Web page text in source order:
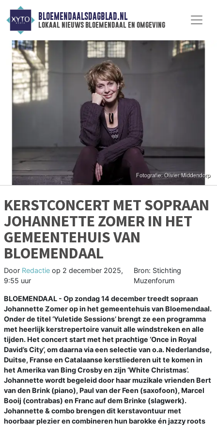
BLOEMENDAALSDAGBLAD.NL
lokaal nieuws bloemendaal en omgeving
KERSTCONCERT MET SOPRAAN
JOHANNETTE ZOMER IN HET
GEMEENTEHUIS VAN
BLOEMENDAAL
Door Redactie op 2 december 2025,
9:55 uur
Bron: Stichting
Muzenforum
BLOEMENDAAL - Op zondag 14 december treedt sopraan
Johannette Zomer op in het gemeentehuis van Bloemendaal.
Onder de titel ‘Yuletide Sessions’ brengt ze een programma
met heerlijk kerstrepertoire vanuit alle windstreken en alle
tijden. Het concert start met het prachtige ‘Once in Royal
David’s City’, om daarna via een selectie van o.a. Nederlandse,
Duitse, Franse en Catalaanse kerstliederen uit te komen in
het Amerika van Bing Crosby en zijn ‘White Christmas’.
Johannette wordt begeleid door haar muzikale vrienden Bert
van den Brink (piano), Paul van der Feen (saxofoon), Marcel
Booij (contrabas) en Franc auf dem Brinke (slagwerk).
Johannette & combo brengen dit kerstavontuur met
hoorbaar plezier en combineren hun barokke én jazzy roots